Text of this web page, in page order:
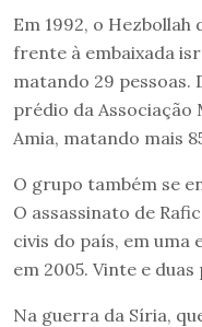
Em 1992, o
frente à embaixada
matando 29 pessoas.
prédio da
Amia, matando mais
O grupo também se
O assassinato de
civis do país, em uma
em 2005. Vinte e
Na guerra da Síria,